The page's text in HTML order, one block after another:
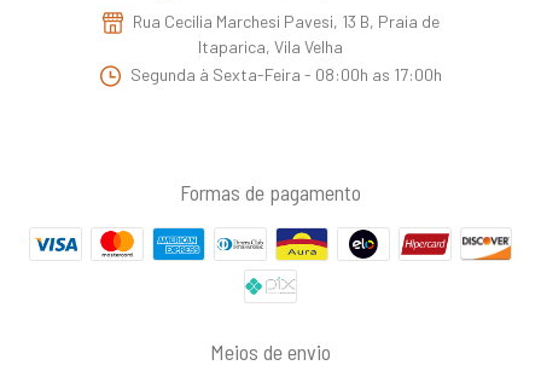
Rua Cecilia Marchesi Pavesi, 13 B, Praia de
Itaparica, Vila Velha
Segunda à Sexta-Feira - 08:00h as 17:00h
Formas de pagamento
Meios de envio